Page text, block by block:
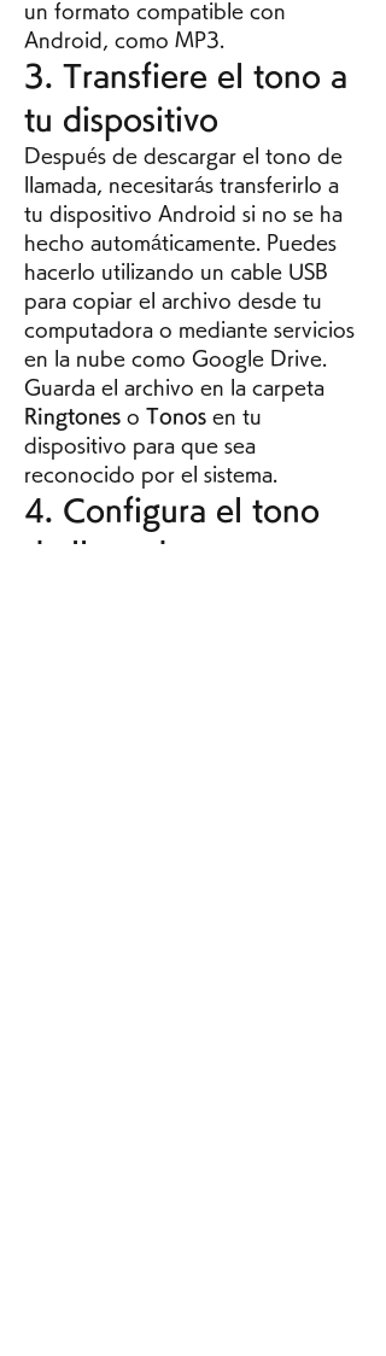
un formato compatible con
Android, como MP3.
3. Transfiere el tono a
tu dispositivo
Después de descargar el tono de
llamada, necesitarás transferirlo a
tu dispositivo Android si no se ha
hecho automáticamente. Puedes
hacerlo utilizando un cable USB
para copiar el archivo desde tu
computadora o mediante servicios
en la nube como Google Drive.
Ringtones o Tonos en tu
dispositivo para que sea
reconocido por el sistema.
4. Configura el tono
de llamada